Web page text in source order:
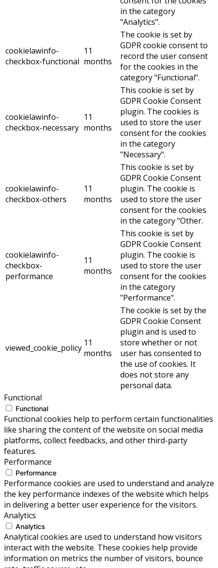
in the category
"Analytics".
cookielawinfo-
checkbox-functional
11
months
The cookie is set by
GDPR cookie consent to
record the user consent
for the cookies in the
category "Functional".
cookielawinfo-
checkbox-necessary
11
months
This cookie is set by
GDPR Cookie Consent
plugin. The cookies is
used to store the user
consent for the cookies
in the category
"Necessary".
cookielawinfo-
checkbox-others
11
months
This cookie is set by
GDPR Cookie Consent
plugin. The cookie is
used to store the user
consent for the cookies
in the category "Other.
cookielawinfo-
checkbox-
performance
11
months
This cookie is set by
GDPR Cookie Consent
plugin. The cookie is
used to store the user
consent for the cookies
in the category
"Performance".
viewed_cookie_policy 11
months
The cookie is set by the
GDPR Cookie Consent
plugin and is used to
store whether or not
user has consented to
the use of cookies. It
does not store any
personal data.
Functional
Functional
Functional cookies help to perform certain functionalities
like sharing the content of the website on social media
platforms, collect feedbacks, and other third-party
features.
Performance
Performance
Performance cookies are used to understand and analyze
the key performance indexes of the website which helps
in delivering a better user experience for the visitors.
Analytics
Analytics
Analytical cookies are used to understand how visitors
interact with the website. These cookies help provide
information on metrics the number of visitors, bounce